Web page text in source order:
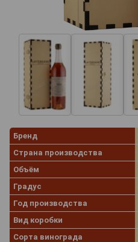
Бренд
Страна производства
Объём
Градус
Год производства
Вид коробки
Сорта винограда